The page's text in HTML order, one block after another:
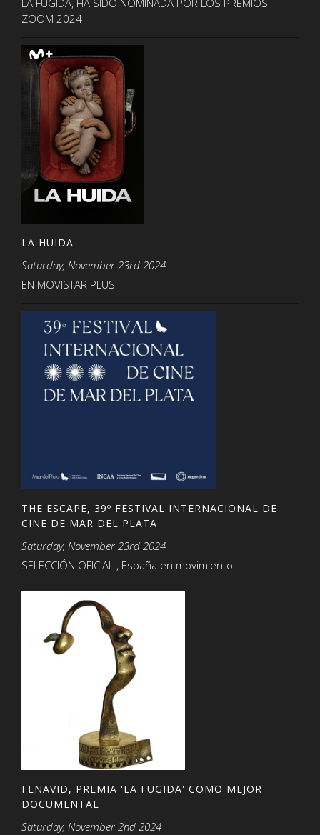
LA FUGIDA, HA SIDO NOMINADA POR LOS PREMIOS
ZOOM 2024
LA HUIDA
Saturday, November 23rd 2024
EN MOVISTAR PLUS
THE ESCAPE, 39º FESTIVAL INTERNACIONAL DE
CINE DE MAR DEL PLATA
Saturday, November 23rd 2024
SELECCIÓN OFICIAL , España en movimiento
FENAVID, PREMIA 'LA FUGIDA' COMO MEJOR
DOCUMENTAL
Saturday, November 2nd 2024